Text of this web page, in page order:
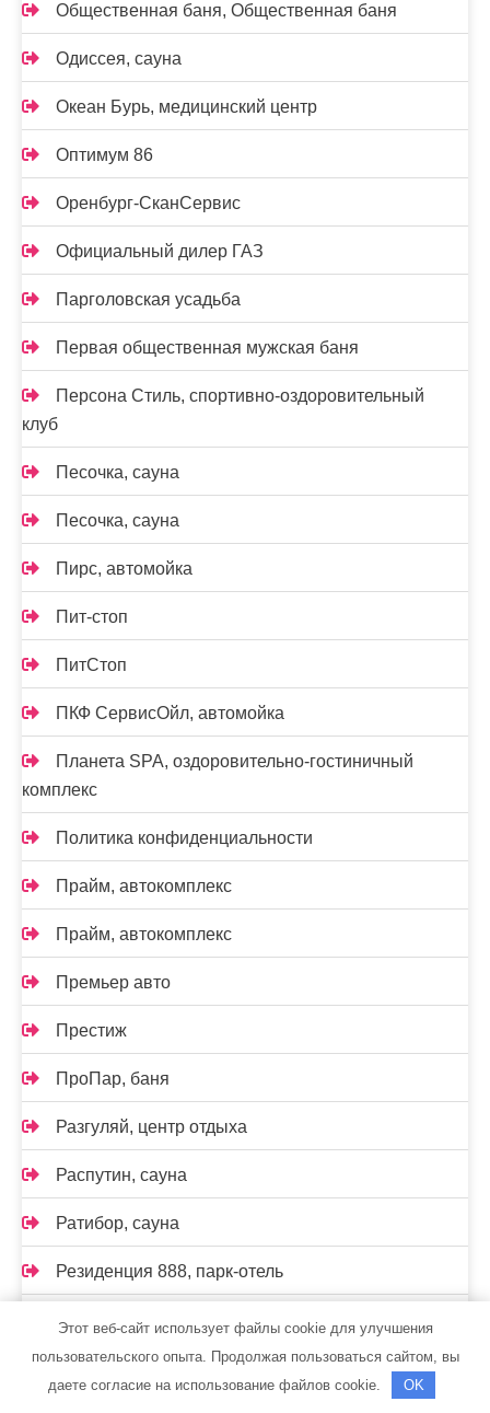
Общественная баня, Общественная баня
Одиссея, сауна
Океан Бурь, медицинский центр
Оптимум 86
Оренбург-СканСервис
Официальный дилер ГАЗ
Парголовская усадьба
Первая общественная мужская баня
Персона Стиль, спортивно-оздоровительный
клуб
Песочка, сауна
Песочка, сауна
Пирс, автомойка
Пит-стоп
ПитСтоп
ПКФ СервисОйл, автомойка
Планета SPA, оздоровительно-гостиничный
комплекс
Политика конфиденциальности
Прайм, автокомплекс
Прайм, автокомплекс
Премьер авто
Престиж
ПроПар, баня
Разгуляй, центр отдыха
Распутин, сауна
Ратибор, сауна
Резиденция 888, парк-отель
Реклама и Контакты
Релакс, автомоечный комплекс
Этот веб-сайт использует файлы cookie для улучшения
пользовательского опыта. Продолжая пользоваться сайтом, вы
даете согласие на использование файлов cookie.
OK